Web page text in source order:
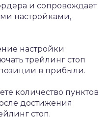
и сопровождает
настройками,
настройки
трейлинг стоп
в прибыли.
количество пунктов
достижения
стоп.